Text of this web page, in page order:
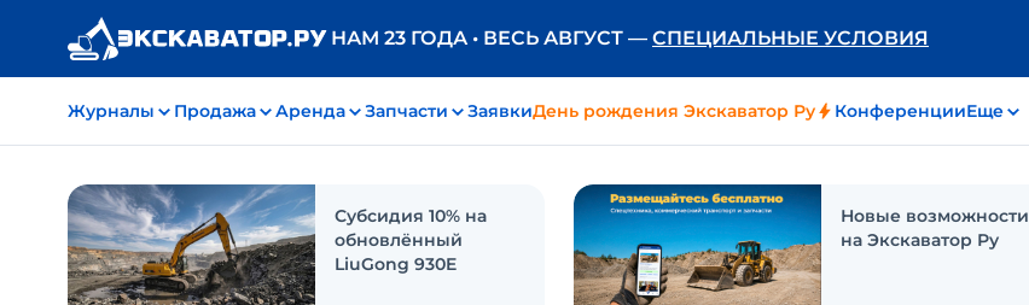
НАМ 23 ГОДА • ВЕСЬ АВГУСТ — СПЕЦИАЛЬНЫЕ УСЛОВИЯ
Журналы Продажа Аренда Запчасти ЗаявкиДень рождения Экскаватор Ру КонференцииЕще
Субсидия 10% на
обновлённый
LiuGong 930E
Новые возможности
на Экскаватор Ру